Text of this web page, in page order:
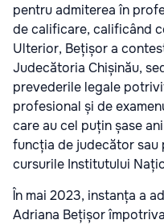
pentru admiterea în
de calificare, calificând
Ulterior, Bețișor a
Judecătoria Chișinău,
prevederile legale
profesional și de
care au cel puțin șase
funcția de judecător
cursurile Institutului
În mai 2023, instanța a
Adriana Bețișor